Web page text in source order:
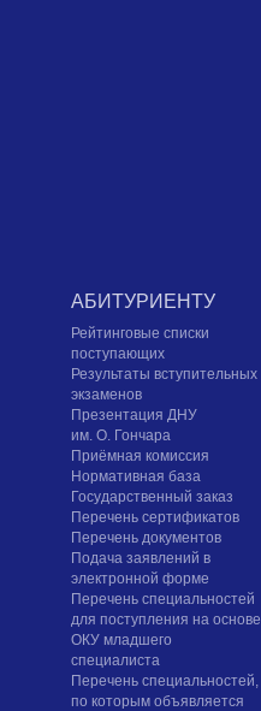
АБИТУРИЕНТУ
Рейтинговые списки
поступающих
Результаты вступительных
экзаменов
Презентация ДНУ
им. О. Гончара
Приёмная комиссия
Нормативная база
Государственный заказ
Перечень сертификатов
Перечень документов
Подача заявлений в
электронной форме
Перечень специальностей
для поступления на основе
ОКУ младшего
специалиста
Перечень специальностей,
по которым объявляется